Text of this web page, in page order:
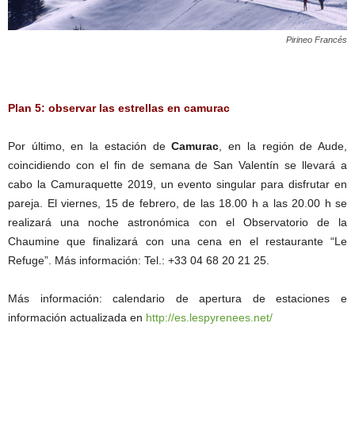
Pirineo Francés
Plan 5: observar las estrellas en camurac
Por último, en la estación deCamurac , en la región de Aude,
coincidiendo con el fin de semana de San Valentín se llevará a
cabo la Camuraquette 2019, un evento singular para disfrutar en
pareja. El viernes, 15 de febrero, de las 18.00 h a las 20.00 h se
realizará una noche astronómica con el Observatorio de la
Chaumine que finalizará con una cena en el restaurante “Le
Refuge”. Más información: Tel.: +33 04 68 20 21 25.
Más información: calendario de apertura de estaciones e
información actualizada en http://es.lespyrenees.net/